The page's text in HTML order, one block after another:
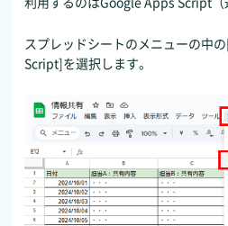
スプレッドシートのメニューの中
Script]を選択します。